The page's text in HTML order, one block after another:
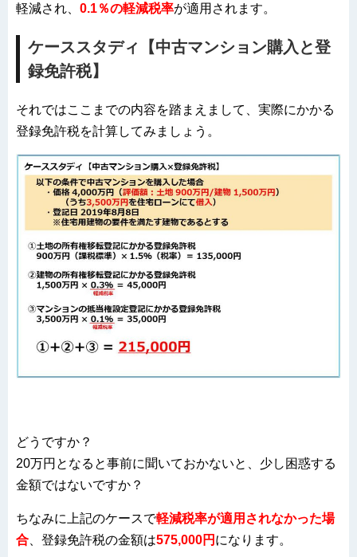
軽減され、 0.1％の軽減税率が適用されます。
ケーススタディ【中古マンション購入と登
録免許税】
それではここまでの内容を踏まえまして、実際にかかる
登録免許税を計算してみましょう。
どうですか？
20万円となると事前に聞いておかないと、少し困惑する
金額ではないですか？
ちなみに上記のケースで軽減税率が適用されなかった場
合 、登録免許税の金額は575,000円 になります。